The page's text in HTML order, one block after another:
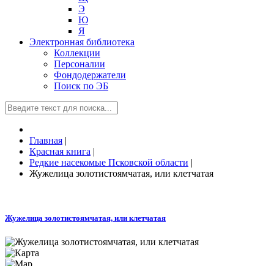
Э
Ю
Я
Электронная библиотека
Коллекции
Персоналии
Фондодержатели
Поиск по ЭБ
Главная |
Красная книга |
Редкие насекомые Псковской области |
Жужелица золотистоямчатая, или клетчатая
Жужелица золотистоямчатая, или клетчатая